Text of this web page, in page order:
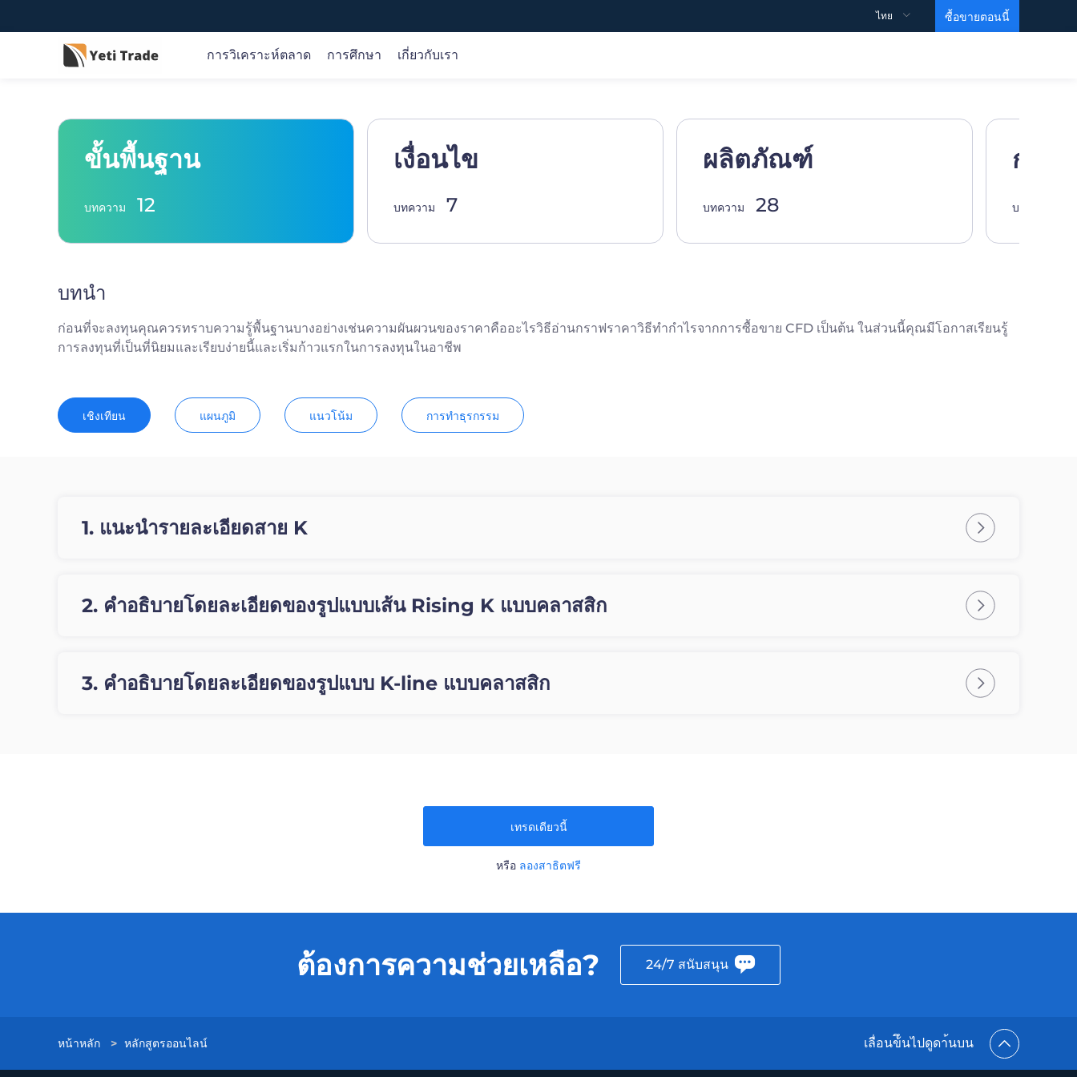
ไทย ซื้อขายตอนนี้
การวิเคราะห์ตลาด
รับทราบข้อมูลเชิงลึกของตลาดแบบเรียลไทม์ แนวคิด
ทางการซื้อขายที่นำไปใช้ได้จริง และคำแนะนำอย่างมือ
การวิเคราะห์การซื้อขาย
โอกาส
ปฏิทินเศรษฐกิจ
ข้อมูลเชิงลึก
ความเคลื่อนไหวของดัชนี
การศึกษา
Yeti Trade ช่วยคุณในทุกขั้นตอนของเส้นทางการซื้อขาย
ขั้นพื้นฐาน
เงื่อนไข
การซื้อขาย
เทคนิค
วิดีโอการศึกษา
หน่วยการสร้างพื้นฐาน
เกี่ยวกับเรา
เราเป็นผู้ให้บริการการซื้อขายออนไลน์ที่เชื่อถือ ได้ให้คุณ
เข้าถึงโอกาสในการซื้อขายตลาดการเงินทั่วโลกผ่าน
แพลตฟอร์มและแอพที่เป็นนวัตกรรมของเรา
เปิดบัญชี
หรือ
เกี่ยวกับเรา
การคุ้มครองเงินของลูกค้า
เลือกเรา
คำถามที่พบบ่อย
ข้อตกลงและเงื่อนไข
ขั้นพื้นฐาน
บทความ 12
เงื่อนไข
บทความ 7
ผลิตภัณฑ์
บทความ 28
การ
บทความ
บทนำ
ก่อนที่จะลงทุนคุณควรทราบความรู้พื้นฐานบางอย่างเช่นความผันผวนของราคาคืออะไรวิธีอ่านกราฟราคาวิธีทำกำไรจากการซื้อขาย CFD เป็นต้น ในส่วนนี้คุณมีโอกาสเรียนรู้
การลงทุนที่เป็นที่นิยมและเรียบง่ายนี้และเริ่มก้าวแรกในการลงทุนในอาชีพ
เชิงเทียน แผนภูมิ แนวโน้ม การทำธุรกรรม
1. แนะนำรายละเอียดสาย K
2. คำอธิบายโดยละเอียดของรูปแบบเส้น Rising K แบบคลาสสิก
3. คำอธิบายโดยละเอียดของรูปแบบ K-line แบบคลาสสิก
เทรดเดียวนี้
หรือ ลองสาธิตฟรี
ต้องการความช่วยเหลือ? 24/7 สนับสนุน
หน้าหลัก > หลักสูตรออนไลน์ เลื่อนข้ึนไปดูดา้นบน